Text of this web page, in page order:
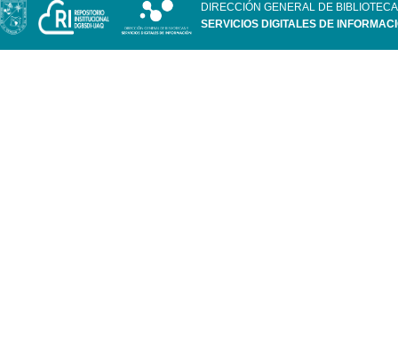
DIRECCIÓN GENERAL DE
SERVICIOS DIGITALES DE